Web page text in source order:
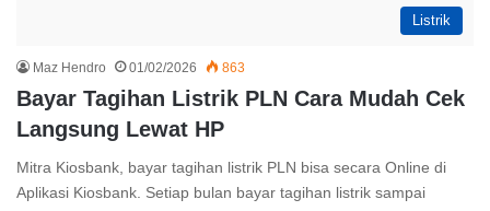
Listrik
Maz Hendro 01/02/2026 863
Bayar Tagihan Listrik PLN Cara Mudah Cek
Langsung Lewat HP
Mitra Kiosbank, bayar tagihan listrik PLN bisa secara Online di
Aplikasi Kiosbank. Setiap bulan bayar tagihan listrik sampai